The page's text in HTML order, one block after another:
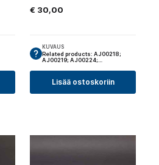
€ 30,00
KUVAUS
Related products: AJ00218;
AJ00219; AJ00224;…
Lisää ostoskoriin